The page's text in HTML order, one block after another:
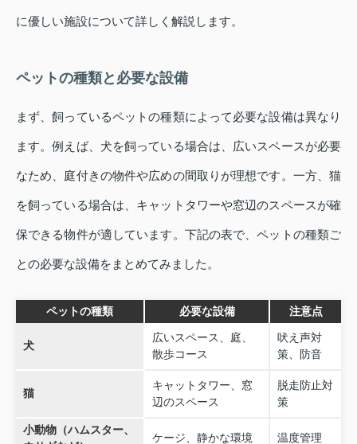
に優しい施設について詳しく解説します。
ペットの種類と必要な設備
まず、飼っているペットの種類によって必要な設備は異なり
ます。例えば、犬を飼っている場合は、広いスペースが必要
なため、庭付きの物件や広めの間取りが理想です。一方、猫
を飼っている場合は、キャットタワーや窓辺のスペースが確
保できる物件が適しています。下記の表で、ペットの種類ご
との必要な設備をまとめてみました。
ペットの種類 必要な設備 注意点
犬
広いスペース、庭、
散歩コース
吠え声対
策、防音
猫
キャットタワー、窓
辺のスペース
脱走防止対
策
小動物（ハムスター、
ケージ、静かな環境 温度管理